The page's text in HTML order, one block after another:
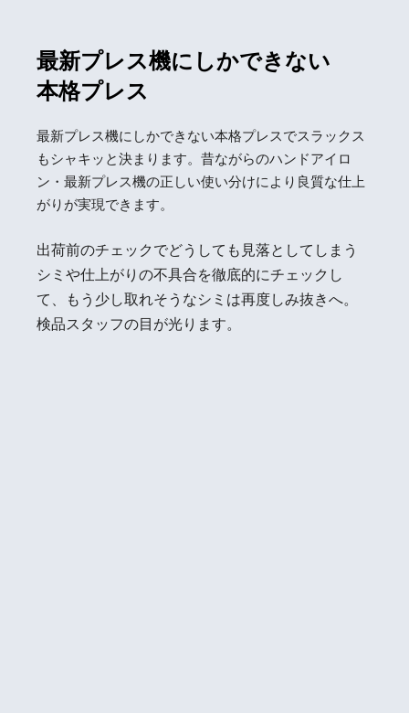
最新プレス機にしかできない
本格プレス
最新プレス機にしかできない本格プレスでスラックス
もシャキッと決まります。昔ながらのハンドアイロ
ン・最新プレス機の正しい使い分けにより良質な仕上
がりが実現できます。
出荷前のチェックでどうしても見落としてしまう
シミや仕上がりの不具合を徹底的にチェックし
て、もう少し取れそうなシミは再度しみ抜きへ。
検品スタッフの目が光ります。